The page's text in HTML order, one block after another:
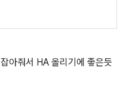
아줘서 HA 올리기에 좋은듯